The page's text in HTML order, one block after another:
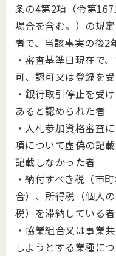
条の4第2項（令第
場合を含む。）の規
者で、当該事実の後2
・審査基準⽇現在で
可、認可⼜は登録を
・銀⾏取引停⽌を受
あると認められた者
・⼊札参加資格審査
項について虚偽の記
記載しなかった者
・納付すべき税（市
合）、所得税（個⼈
税）を滞納している者
・協業組合⼜は事業
しようとする業種に